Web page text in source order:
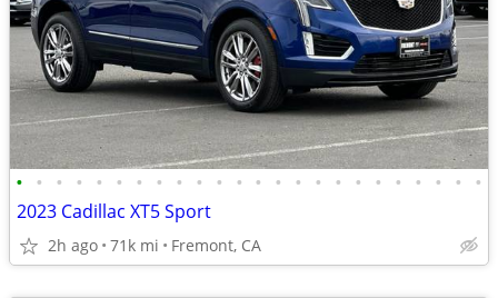
• • • • • • • • • • • • • • • • • • • • • • • •
2023 Cadillac XT5 Sport
2h ago 71k mi Fremont, CA